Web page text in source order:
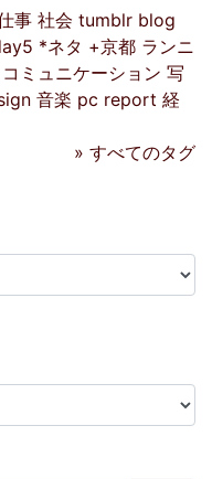
事 社会 tumblr blog
*ネタ +京都 ランニ
コミュニケーション 写
音楽 pc report 経
» すべてのタグ